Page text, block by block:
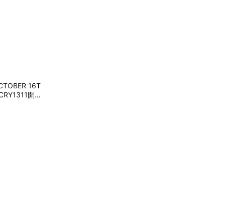
16T
禮物 交換禮